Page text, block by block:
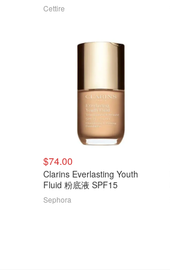
Cettire
$74.00
Clarins Everlasting Youth
Fluid 粉底液 SPF15
Sephora